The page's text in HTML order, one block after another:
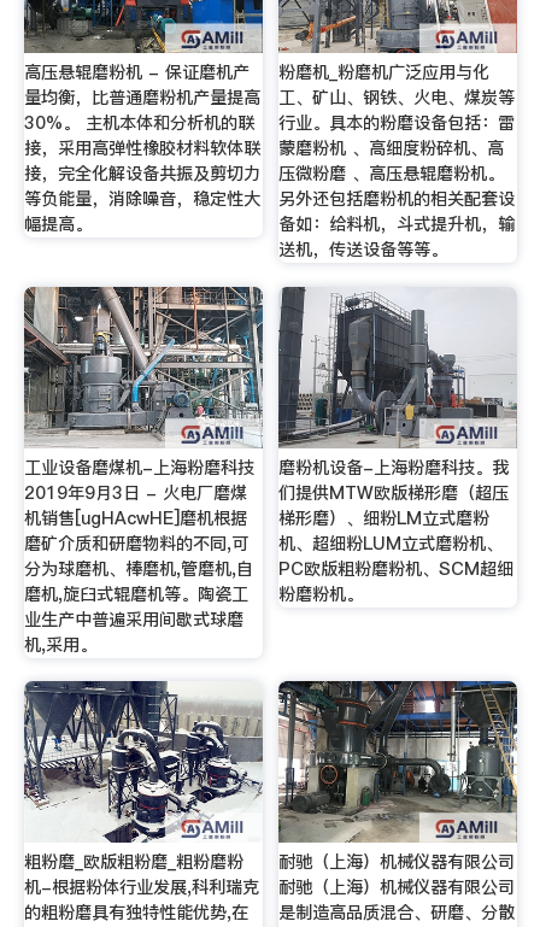
高压悬辊磨粉机 - 保证磨机产
量均衡，比普通磨粉机产量提高
30%。 主机本体和分析机的联
接，采用高弹性橡胶材料软体联
接，完全化解设备共振及剪切力
等负能量，消除噪音，稳定性大
幅提高。
粉磨机_粉磨机广泛应用与化
工、矿山、钢铁、火电、煤炭等
行业。具本的粉磨设备包括：雷
蒙磨粉机 、高细度粉碎机、高
压微粉磨 、高压悬辊磨粉机。
另外还包括磨粉机的相关配套设
备如：给料机，斗式提升机，输
送机，传送设备等等。
工业设备磨煤机-上海粉磨科技
2019年9月3日 - 火电厂磨煤
机销售[ugHAcwHE]磨机根据
磨矿介质和研磨物料的不同,可
分为球磨机、棒磨机,管磨机,自
磨机,旋臼式辊磨机等。陶瓷工
业生产中普遍采用间歇式球磨
机,采用。
磨粉机设备-上海粉磨科技。我
们提供MTW欧版梯形磨（超压
梯形磨）、细粉LM立式磨粉
机、超细粉LUM立式磨粉机、
PC欧版粗粉磨粉机、SCM超细
粉磨粉机。
粗粉磨_欧版粗粉磨_粗粉磨粉
机-根据粉体行业发展,科利瑞克
的粗粉磨具有独特性能优势,在
耐驰（上海）机械仪器有限公司
耐驰（上海）机械仪器有限公司
是制造高品质混合、研磨、分散